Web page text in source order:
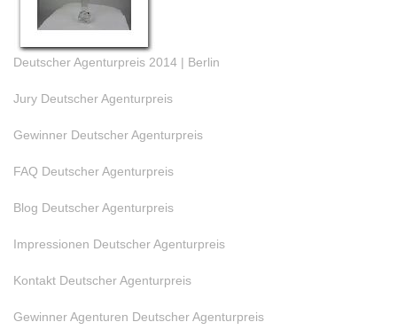
Deutscher Agenturpreis 2014 | Berlin
Jury Deutscher Agenturpreis
Gewinner Deutscher Agenturpreis
FAQ Deutscher Agenturpreis
Blog Deutscher Agenturpreis
Impressionen Deutscher Agenturpreis
Kontakt Deutscher Agenturpreis
Gewinner Agenturen Deutscher Agenturpreis